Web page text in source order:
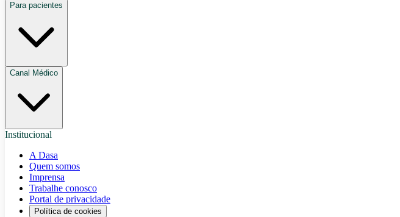
Para pacientes
Canal Médico
Institucional
A Dasa
Quem somos
Imprensa
Trabalhe conosco
Portal de privacidade
Política de cookies